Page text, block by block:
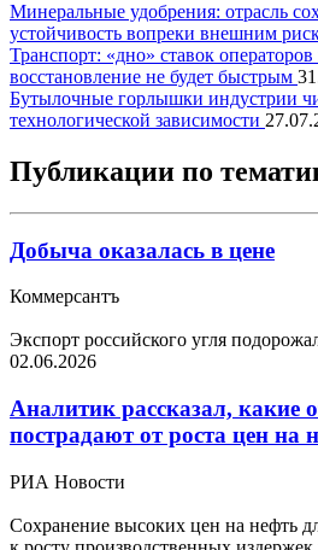
Минеральные удобрения: отрасль
устойчивость вопреки внешним
Транспорт: «дно» ставок
восстановление не будет быстрым
Бутылочные горлышки индустрии
технологической зависимости
Публикации по
Добыча оказалась в цене
Коммерсантъ
Экспорт российского угля
02.06.2026
Аналитик рассказал, какие
пострадают от роста цен на
РИА Новости
Сохранение высоких цен на нефть